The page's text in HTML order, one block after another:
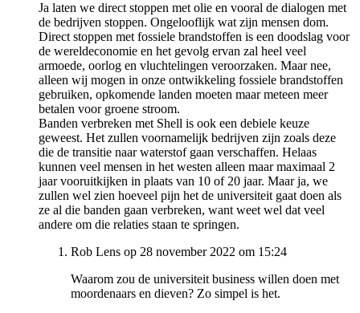
Ja laten we direct stoppen met olie en vooral de dialogen met
de bedrijven stoppen. Ongelooflijk wat zijn mensen dom.
Direct stoppen met fossiele brandstoffen is een doodslag voor
de wereldeconomie en het gevolg ervan zal heel veel
armoede, oorlog en vluchtelingen veroorzaken. Maar nee,
alleen wij mogen in onze ontwikkeling fossiele brandstoffen
gebruiken, opkomende landen moeten maar meteen meer
betalen voor groene stroom.
Banden verbreken met Shell is ook een debiele keuze
geweest. Het zullen voornamelijk bedrijven zijn zoals deze
die de transitie naar waterstof gaan verschaffen. Helaas
kunnen veel mensen in het westen alleen maar maximaal 2
jaar vooruitkijken in plaats van 10 of 20 jaar. Maar ja, we
zullen wel zien hoeveel pijn het de universiteit gaat doen als
ze al die banden gaan verbreken, want weet wel dat veel
andere om die relaties staan te springen.
Rob Lens op 28 november 2022 om 15:24
Waarom zou de universiteit business willen doen met
moordenaars en dieven? Zo simpel is het.